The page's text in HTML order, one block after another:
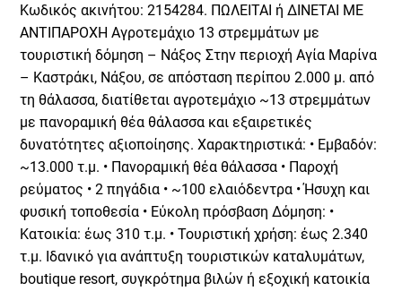
Κωδικός ακινήτου: 2154284. ΠΩΛΕΙΤΑΙ ή ΔΙΝΕΤΑΙ ΜΕ
ΑΝΤΙΠΑΡΟΧΗ Αγροτεμάχιο 13 στρεμμάτων με
τουριστική δόμηση – Νάξος Στην περιοχή Αγία Μαρίνα
– Καστράκι, Νάξου, σε απόσταση περίπου 2.000 μ. από
τη θάλασσα, διατίθεται αγροτεμάχιο ~13 στρεμμάτων
με πανοραμική θέα θάλασσα και εξαιρετικές
δυνατότητες αξιοποίησης. Χαρακτηριστικά: • Εμβαδόν:
~13.000 τ.μ. • Πανοραμική θέα θάλασσα • Παροχή
ρεύματος • 2 πηγάδια • ~100 ελαιόδεντρα • Ήσυχη και
φυσική τοποθεσία • Εύκολη πρόσβαση Δόμηση: •
Κατοικία: έως 310 τ.μ. • Τουριστική χρήση: έως 2.340
τ.μ. Ιδανικό για ανάπτυξη τουριστικών καταλυμάτων,
boutique resort, συγκρότημα βιλών ή εξοχική κατοικία